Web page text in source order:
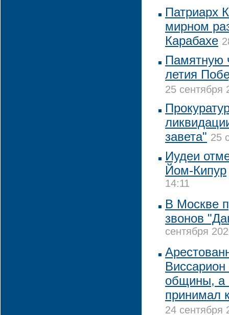
Патриарх
мирном
Карабахе
Памятную
летия
25 сентября
завета" 25
Иудеи
Йом-Кипур
14:11
В Москве
звонов
сентября
общины, а
принимал
24 сентября